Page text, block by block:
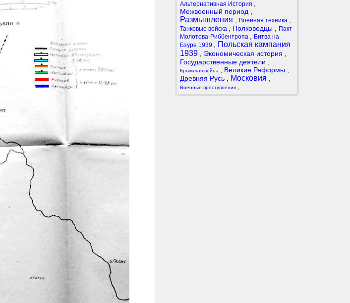
Альтернативная История
Межвоенный период
Размышления Военная техника
Танковые войска Полководцы
Пакт
Молотова-Риббентропа
Битва на
Бзуре 1939
Польская кампания
1939
Экономическая история
Государственные деятели
Крымская война Великие Реформы
Древняя Русь
Московия
Военные преступления